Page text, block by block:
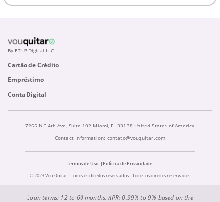
By ETUS Digital LLC
Cartão de Crédito
Empréstimo
Conta Digital
7265 NE 4th Ave, Suite 102 Miami, FL 33138 United States of America
Contact Information: contato@vouquitar.com
Termos de Uso
Política de Privacidade
© 2023 Vou Quitar - Todos os direitos reservados - Todos os direitos reservados
Loan terms: 12 to 60 months. APR: 0.99% to 9% based on the